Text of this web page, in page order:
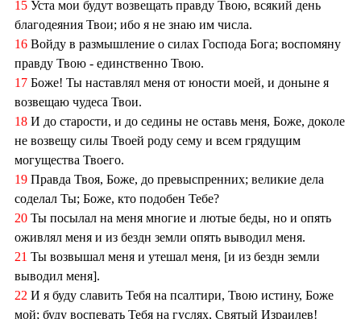
15 Уста мои будут возвещать правду Твою, всякий день
благодеяния Твои; ибо я не знаю им числа.
16 Войду в размышление о силах Господа Бога; воспомяну
правду Твою - единственно Твою.
17 Боже! Ты наставлял меня от юности моей, и доныне я
возвещаю чудеса Твои.
18 И до старости, и до седины не оставь меня, Боже, доколе
не возвещу силы Твоей роду сему и всем грядущим
могущества Твоего.
19 Правда Твоя, Боже, до превыспренних; великие дела
соделал Ты; Боже, кто подобен Тебе?
20 Ты посылал на меня многие и лютые беды, но и опять
оживлял меня и из бездн земли опять выводил меня.
21 Ты возвышал меня и утешал меня, [и из бездн земли
выводил меня].
22 И я буду славить Тебя на псалтири, Твою истину, Боже
мой; буду воспевать Тебя на гуслях, Святый Израилев!